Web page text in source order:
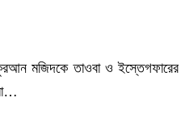
মজিদকে তাওবা ও ইস্তেগফারের